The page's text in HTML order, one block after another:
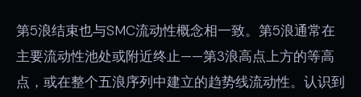
第5浪结束也与SMC流动性概念相一致。第5浪通常在
主要流动性池处或附近终止——第3浪高点上方的等高
点，或在整个五浪序列中建立的趋势线流动性。认识到